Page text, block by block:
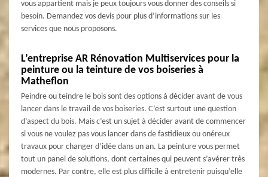
vous appartient mais je peux toujours vous donner des conseils si
besoin. Demandez vos devis pour plus d’informations sur les
services que nous proposons.
L’entreprise AR Rénovation Multiservices pour la
peinture ou la teinture de vos boiseries à
Matheflon
Peindre ou teindre le bois sont des options à décider avant de vous
lancer dans le travail de vos boiseries. C’est surtout une question
d’aspect du bois. Mais c’est un sujet à décider avant de commencer
si vous ne voulez pas vous lancer dans de fastidieux ou onéreux
travaux pour changer d’idée dans un an. La peinture vous permet
tout un panel de solutions, dont certaines qui peuvent s’avérer très
modernes. Par contre, elle est plus difficile à entretenir puisqu’elle